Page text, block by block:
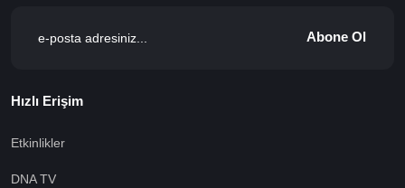
Abone Ol
Hızlı Erişim
Etkinlikler
DNA TV